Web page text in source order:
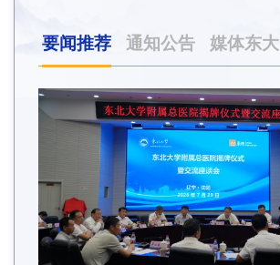
要闻推荐 通知公告 媒体东大